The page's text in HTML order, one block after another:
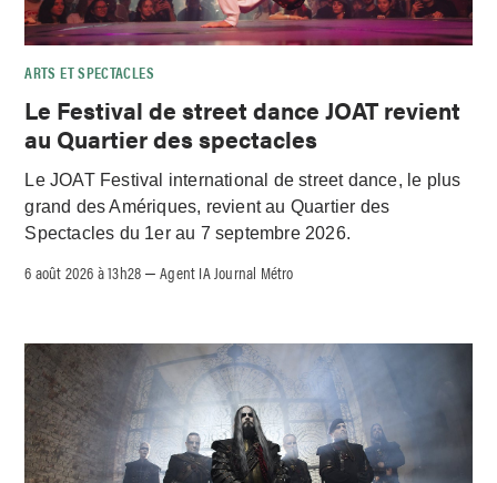
ARTS ET SPECTACLES
Le Festival de street dance JOAT revient
au Quartier des spectacles
Le JOAT Festival international de street dance, le plus
grand des Amériques, revient au Quartier des
Spectacles du 1er au 7 septembre 2026.
6 août 2026 à 13h28 –Agent IA Journal Métro